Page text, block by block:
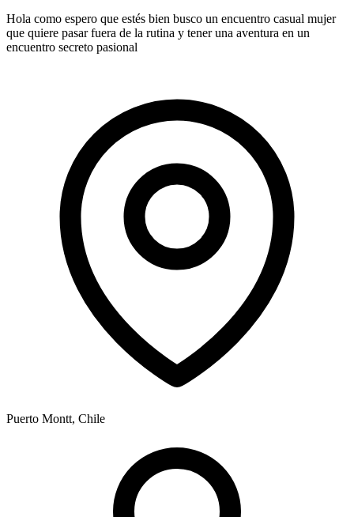
Hola como espero que estés bien busco un encuentro casual mujer
que quiere pasar fuera de la rutina y tener una aventura en un
encuentro secreto pasional
Puerto Montt, Chile